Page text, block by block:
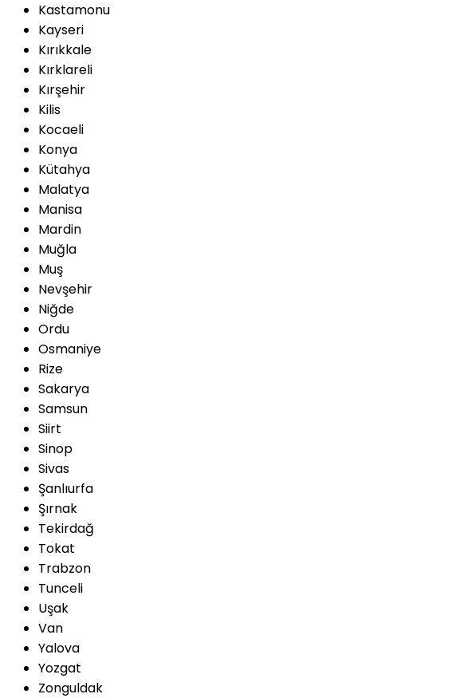
Kastamonu
Kayseri
Kırıkkale
Kırklareli
Kırşehir
Kilis
Kocaeli
Konya
Kütahya
Malatya
Manisa
Mardin
Muğla
Muş
Nevşehir
Niğde
Ordu
Osmaniye
Rize
Sakarya
Samsun
Siirt
Sinop
Sivas
Şanlıurfa
Şırnak
Tekirdağ
Tokat
Trabzon
Tunceli
Uşak
Van
Yalova
Yozgat
Zonguldak